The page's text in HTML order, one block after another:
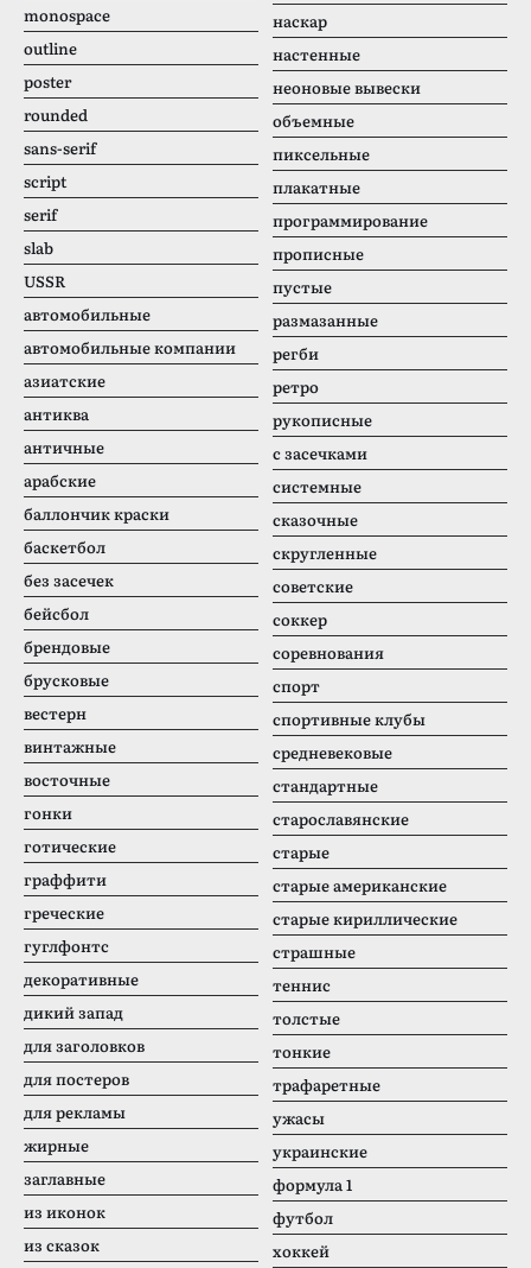
monospace
outline
poster
rounded
sans-serif
script
serif
slab
USSR
автомобильные
автомобильные компании
азиатские
антиква
античные
арабские
баллончик краски
баскетбол
без засечек
бейсбол
брендовые
брусковые
вестерн
винтажные
восточные
гонки
готические
граффити
греческие
гуглфонтс
декоративные
дикий запад
для заголовков
для постеров
для рекламы
жирные
заглавные
из иконок
из сказок
наскар
настенные
неоновые вывески
объемные
пиксельные
плакатные
программирование
прописные
пустые
размазанные
регби
ретро
рукописные
с засечками
системные
сказочные
скругленные
советские
соккер
соревнования
спорт
спортивные клубы
средневековые
стандартные
старославянские
старые
старые американские
старые кириллические
страшные
теннис
толстые
тонкие
трафаретные
ужасы
украинские
формула 1
футбол
хоккей